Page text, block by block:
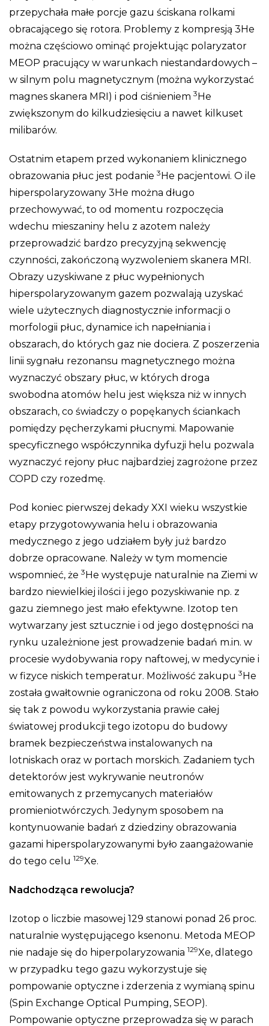
przepychała małe porcje gazu ściskana rolkami
obracającego się rotora. Problemy z kompresją 3He
można częściowo ominąć projektując polaryzator
MEOP pracujący w warunkach niestandardowych –
w silnym polu magnetycznym (można wykorzystać
magnes skanera MRI) i pod ciśnieniem 3He
zwiększonym do kilkudziesięciu a nawet kilkuset
milibarów.
Ostatnim etapem przed wykonaniem klinicznego
obrazowania płuc jest podanie 3He pacjentowi. O ile
hiperspolaryzowany 3He można długo
przechowywać, to od momentu rozpoczęcia
wdechu mieszaniny helu z azotem należy
przeprowadzić bardzo precyzyjną sekwencję
czynności, zakończoną wyzwoleniem skanera MRI.
Obrazy uzyskiwane z płuc wypełnionych
hiperspolaryzowanym gazem pozwalają uzyskać
wiele użytecznych diagnostycznie informacji o
morfologii płuc, dynamice ich napełniania i
obszarach, do których gaz nie dociera. Z poszerzenia
linii sygnału rezonansu magnetycznego można
wyznaczyć obszary płuc, w których droga
swobodna atomów helu jest większa niż w innych
obszarach, co świadczy o popękanych ściankach
pomiędzy pęcherzykami płucnymi. Mapowanie
specyficznego współczynnika dyfuzji helu pozwala
wyznaczyć rejony płuc najbardziej zagrożone przez
COPD czy rozedmę.
Pod koniec pierwszej dekady XXI wieku wszystkie
etapy przygotowywania helu i obrazowania
medycznego z jego udziałem były już bardzo
dobrze opracowane. Należy w tym momencie
wspomnieć, że 3He występuje naturalnie na Ziemi w
bardzo niewielkiej ilości i jego pozyskiwanie np. z
gazu ziemnego jest mało efektywne. Izotop ten
wytwarzany jest sztucznie i od jego dostępności na
rynku uzależnione jest prowadzenie badań m.in. w
procesie wydobywania ropy naftowej, w medycynie i
w fizyce niskich temperatur. Możliwość zakupu 3He
została gwałtownie ograniczona od roku 2008. Stało
się tak z powodu wykorzystania prawie całej
światowej produkcji tego izotopu do budowy
bramek bezpieczeństwa instalowanych na
lotniskach oraz w portach morskich. Zadaniem tych
detektorów jest wykrywanie neutronów
emitowanych z przemycanych materiałów
promieniotwórczych. Jedynym sposobem na
kontynuowanie badań z dziedziny obrazowania
gazami hiperspolaryzowanymi było zaangażowanie
do tego celu 129Xe.
Nadchodząca rewolucja?
Izotop o liczbie masowej 129 stanowi ponad 26 proc.
naturalnie występującego ksenonu. Metoda MEOP
nie nadaje się do hiperpolaryzowania 129Xe, dlatego
w przypadku tego gazu wykorzystuje się
pompowanie optyczne i zderzenia z wymianą spinu
(Spin Exchange Optical Pumping, SEOP).
Pompowanie optyczne przeprowadza się w parach